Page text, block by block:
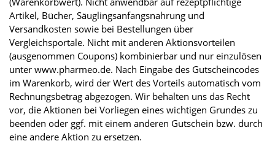
Artikel, Bücher, Säuglingsanfangsnahrung und
Versandkosten sowie bei Bestellungen über
Vergleichsportale. Nicht mit anderen Aktionsvorteilen
(ausgenommen Coupons) kombinierbar und nur einzulösen
unter www.pharmeo.de. Nach Eingabe des Gutscheincodes
im Warenkorb, wird der Wert des Vorteils automatisch vom
Rechnungsbetrag abgezogen. Wir behalten uns das Recht
vor, die Aktionen bei Vorliegen eines wichtigen Grundes zu
beenden oder ggf. mit einem anderen Gutschein bzw. durch
eine andere Aktion zu ersetzen.